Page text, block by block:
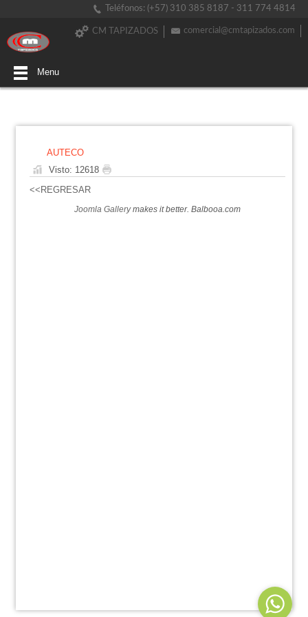
Teléfonos: (+57) 310 385 8187 - 311 774 4814
comercial@cmtapizados.com
CM TAPIZADOS
Menu
AUTECO
Visto: 12618
<<REGRESAR
Joomla Gallerymakes it better. Balbooa.com